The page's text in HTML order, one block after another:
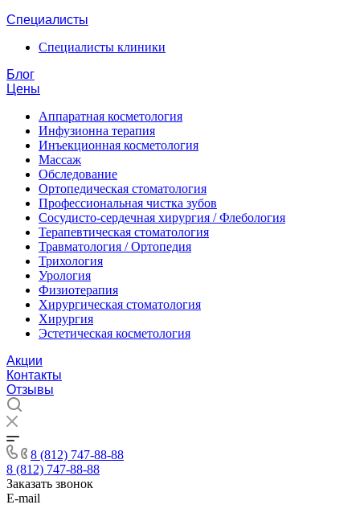
Специалисты
Специалисты клиники
Блог
Цены
Аппаратная косметология
Инфузионна терапия
Инъекционная косметология
Массаж
Обследование
Ортопедическая стоматология
Профессиональная чистка зубов
Сосудисто-сердечная хирургия / Флебология
Терапевтическая стоматология
Травматология / Ортопедия
Трихология
Урология
Физиотерапия
Хирургическая стоматология
Хирургия
Эстетическая косметология
Акции
Контакты
Отзывы
8 (812) 747-88-88
8 (812) 747-88-88
Заказать звонок
E-mail